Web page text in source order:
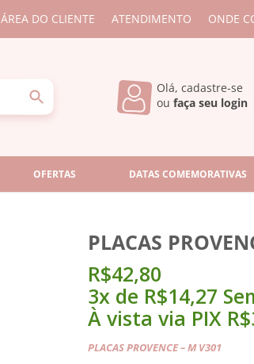
ÁREA DO CLIENTE ATENDIMENTO ONDE
Olá, cadastre-se
ou faça seu login
OFERTAS DATAS COMEMORATIVAS
PLACAS
R$42,80
3x de R$14,27
À vista via PIX R$
PLACAS PROVENCE– M V301